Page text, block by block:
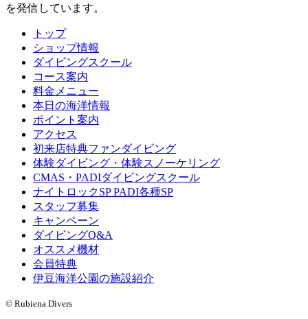
を発信しています。
トップ
ショップ情報
ダイビングスクール
コース案内
料金メニュー
本日の海洋情報
ポイント案内
アクセス
初来店特典ファンダイビング
体験ダイビング・体験スノーケリング
CMAS・PADIダイビングスクール
ナイトロックSP PADI各種SP
スタッフ募集
キャンペーン
ダイビングQ&A
オススメ機材
会員特典
伊豆海洋公園の施設紹介
© Rubiena Divers